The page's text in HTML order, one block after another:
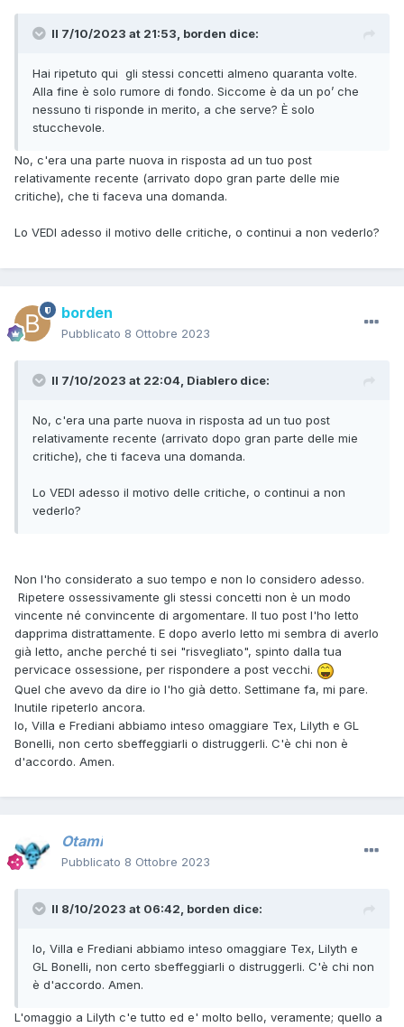
Il 7/10/2023 at 21:53, borden dice:
Hai ripetuto qui gli stessi concetti almeno quaranta volte.
Alla fine è solo rumore di fondo. Siccome è da un po’ che
nessuno ti risponde in merito, a che serve? È solo
stucchevole.
No, c'era una parte nuova in risposta ad un tuo post
relativamente recente (arrivato dopo gran parte delle mie
critiche), che ti faceva una domanda.
Lo VEDI adesso il motivo delle critiche, o continui a non vederlo?
borden
Pubblicato 8 Ottobre 2023
Il 7/10/2023 at 22:04, Diablero dice:
No, c'era una parte nuova in risposta ad un tuo post
relativamente recente (arrivato dopo gran parte delle mie
critiche), che ti faceva una domanda.
Lo VEDI adesso il motivo delle critiche, o continui a non
vederlo?
Non l'ho considerato a suo tempo e non lo considero adesso.
Ripetere ossessivamente gli stessi concetti non è un modo
vincente né convincente di argomentare. Il tuo post l'ho letto
dapprima distrattamente. E dopo averlo letto mi sembra di averlo
già letto, anche perché ti sei "risvegliato", spinto dalla tua
pervicace ossessione, per rispondere a post vecchi.
Quel che avevo da dire io l'ho già detto. Settimane fa, mi pare.
Inutile ripeterlo ancora.
Io, Villa e Frediani abbiamo inteso omaggiare Tex, Lilyth e GL
Bonelli, non certo sbeffeggiarli o distruggerli. C'è chi non è
d'accordo. Amen.
Otami
Pubblicato 8 Ottobre 2023
Il 8/10/2023 at 06:42, borden dice:
Io, Villa e Frediani abbiamo inteso omaggiare Tex, Lilyth e
GL Bonelli, non certo sbeffeggiarli o distruggerli. C'è chi non
è d'accordo. Amen.
L'omaggio a Lilyth c'e tutto ed e' molto bello, veramente; quello a